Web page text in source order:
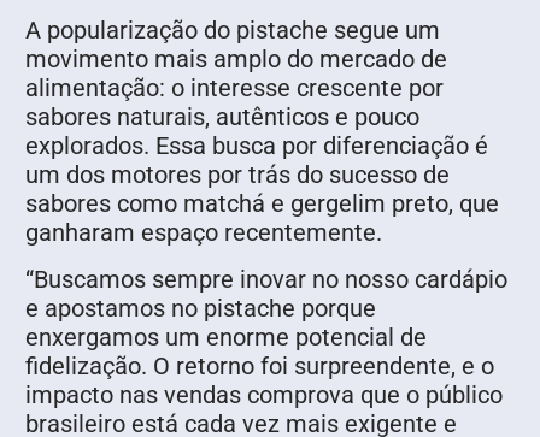
A popularização do pistache segue um
movimento mais amplo do mercado de
alimentação: o interesse crescente por
sabores naturais, autênticos e pouco
explorados. Essa busca por diferenciação é
um dos motores por trás do sucesso de
sabores como matchá e gergelim preto, que
ganharam espaço recentemente.
“Buscamos sempre inovar no nosso cardápio
e apostamos no pistache porque
enxergamos um enorme potencial de
fidelização. O retorno foi surpreendente, e o
impacto nas vendas comprova que o público
brasileiro está cada vez mais exigente e